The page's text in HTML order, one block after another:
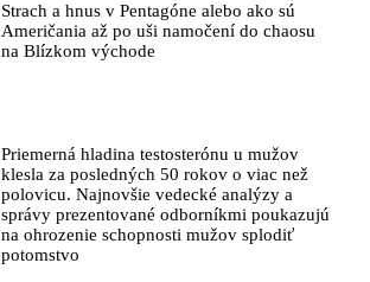
Strach a hnus v Pentagóne alebo ako sú
Američania až po uši namočení do chaosu
na Blízkom východe
Priemerná hladina testosterónu u mužov
klesla za posledných 50 rokov o viac než
polovicu. Najnovšie vedecké analýzy a
správy prezentované odborníkmi poukazujú
na ohrozenie schopnosti mužov splodiť
potomstvo